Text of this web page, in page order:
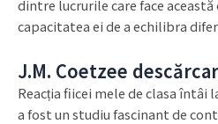
dintre lucrurile care face această
capacitatea ei de a echilibra
J.M. Coetzee
Reacția fiicei mele de clasa întâi
a fost un studiu fascinant de